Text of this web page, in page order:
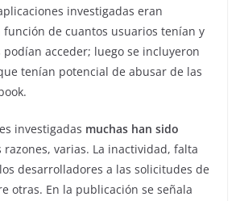
investigadas eran
de cuantos usuarios tenían y
acceder; luego se incluyeron
tenían potencial de abusar de las
investigadas muchas han sido
razones, varias. La inactividad, falta
desarrolladores a las solicitudes de
otras. En la publicación se señala